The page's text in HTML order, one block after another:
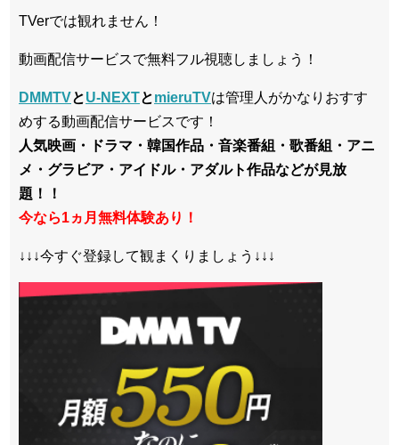
TVerでは観れません！
動画配信サービスで無料フル視聴しましょう！
DMMTVとU-NEXTとmieruTVは管理人がかなりおすす
めする動画配信サービスです！
人気映画・ドラマ・韓国作品・音楽番組・歌番組・アニ
メ・グラビア・アイドル・アダルト作品などが見放
題！！
今なら1ヵ月無料体験あり！
↓↓↓今すぐ登録して観まくりましょう↓↓↓